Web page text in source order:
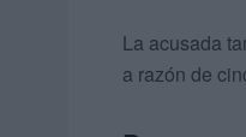
La acusada
a razón de